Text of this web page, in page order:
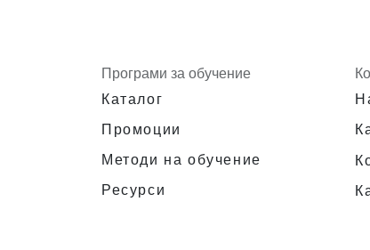
Програми за обучение
Каталог
Промоции
Методи на обучение
Ресурси